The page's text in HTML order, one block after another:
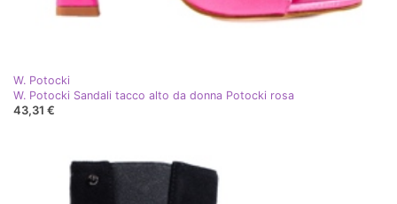
W. Potocki
W. Potocki Sandali tacco alto da donna Potocki rosa
43,31 €